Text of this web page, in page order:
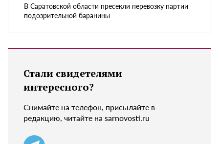
В Саратовской области пресекли перевозку партии
подозрительной баранины
Стали свидетелями
интересного?
Снимайте на телефон, присылайте в
редакцию, читайте на sarnovosti.ru